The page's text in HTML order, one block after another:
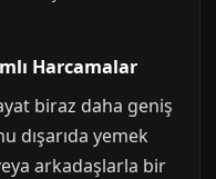
Harcamalar
biraz daha geniş
dışarıda yemek
arkadaşlarla bir